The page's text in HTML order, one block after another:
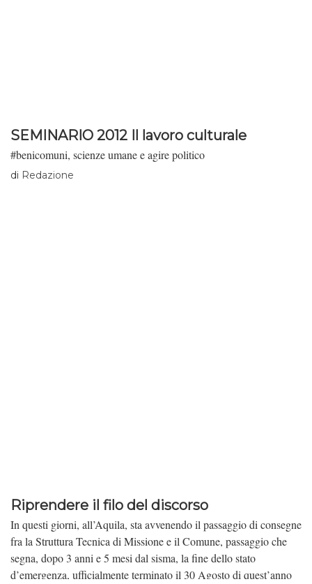
SEMINARIO 2012 Il lavoro culturale
#benicomuni, scienze umane e agire politico
di Redazione
Riprendere il filo del discorso
In questi giorni, all’Aquila, sta avvenendo il passaggio di consegne
fra la Struttura Tecnica di Missione e il Comune, passaggio che
segna, dopo 3 anni e 5 mesi dal sisma, la fine dello stato
d’emergenza, ufficialmente terminato il 30 Agosto di quest’anno